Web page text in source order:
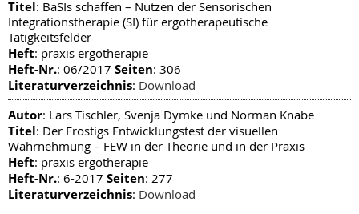
Titel: BaSIs schaffen – Nutzen der Sensorischen
Integrationstherapie (SI) für ergotherapeutische
Tätigkeitsfelder
Heft: praxis ergotherapie
Heft-Nr.: 06/2017 Seiten: 306
Literaturverzeichnis: Download
Autor: Lars Tischler, Svenja Dymke und Norman Knabe
Titel: Der Frostigs Entwicklungstest der visuellen
Wahrnehmung – FEW in der Theorie und in der Praxis
Heft: praxis ergotherapie
Heft-Nr.: 6-2017 Seiten: 277
Literaturverzeichnis: Download